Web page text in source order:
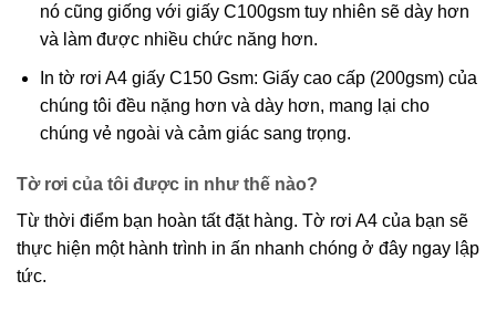
nó cũng giống với giấy C100gsm tuy nhiên sẽ dày hơn
và làm được nhiều chức năng hơn.
In tờ rơi A4 giấy C150 Gsm: Giấy cao cấp (200gsm) của
chúng tôi đều nặng hơn và dày hơn, mang lại cho
chúng vẻ ngoài và cảm giác sang trọng.
Tờ rơi của tôi được in như thế nào?
Từ thời điểm bạn hoàn tất đặt hàng. Tờ rơi A4 của bạn sẽ
thực hiện một hành trình in ấn nhanh chóng ở đây ngay lập
tức.